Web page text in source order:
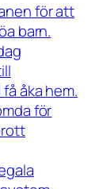
för att
barn.
åka hem.
för